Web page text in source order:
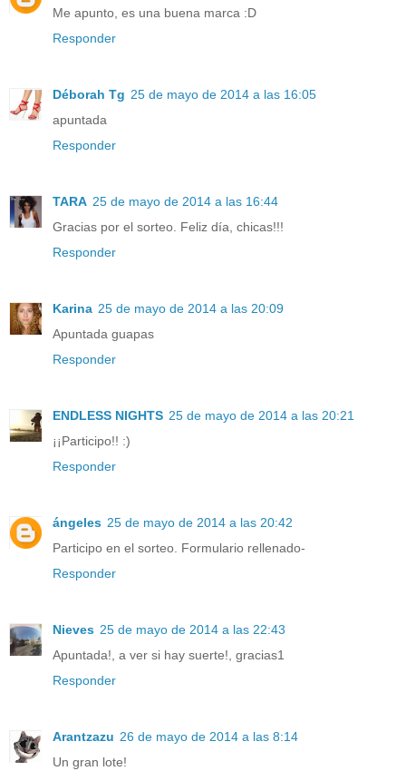
Me apunto, es una buena marca :D
Responder
Déborah Tg 25 de mayo de 2014 a las 16:05
apuntada
Responder
TARA 25 de mayo de 2014 a las 16:44
Gracias por el sorteo. Feliz día, chicas!!!
Responder
Karina 25 de mayo de 2014 a las 20:09
Apuntada guapas
Responder
ENDLESS NIGHTS 25 de mayo de 2014 a las 20:21
¡¡Participo!! :)
Responder
ángeles 25 de mayo de 2014 a las 20:42
Participo en el sorteo. Formulario rellenado-
Responder
Nieves 25 de mayo de 2014 a las 22:43
Apuntada!, a ver si hay suerte!, gracias1
Responder
Arantzazu 26 de mayo de 2014 a las 8:14
Un gran lote!